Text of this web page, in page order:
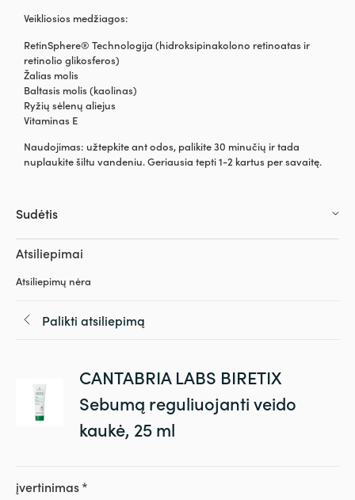
Veikliosios medžiagos:
RetinSphere® Technologija (hidroksipinakolono retinoatas ir
retinolio glikosferos)
Žalias molis
Baltasis molis (kaolinas)
Ryžių sėlenų aliejus
Vitaminas E
Naudojimas: užtepkite ant odos, palikite 30 minučių ir tada
nuplaukite šiltu vandeniu. Geriausia tepti 1-2 kartus per savaitę.
Sudėtis
Atsiliepimai
Atsiliepimų nėra
Palikti atsiliepimą
CANTABRIA LABS BIRETIX
Sebumą reguliuojanti veido
kaukė, 25 ml
įvertinimas*